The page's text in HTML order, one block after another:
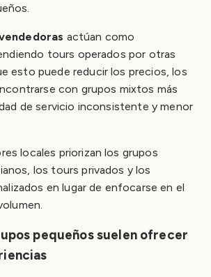
actúan como
tours operados por otras
esto puede reducir los precios, los
con grupos mixtos más
de servicio inconsistente y menor
locales priorizan los grupos
los tours privados y los
en lugar de enfocarse en el
pequeños suelen ofrecer